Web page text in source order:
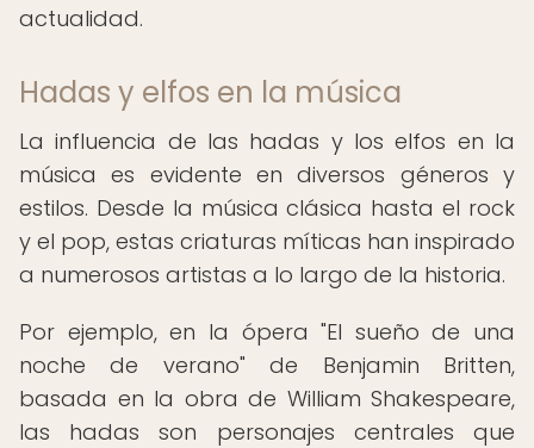
actualidad.
Hadas y elfos en la música
La influencia de las hadas y los elfos en la
música es evidente en diversos géneros y
estilos. Desde la música clásica hasta el rock
y el pop, estas criaturas míticas han inspirado
a numerosos artistas a lo largo de la historia.
Por ejemplo, en la ópera "El sueño de una
noche de verano" de Benjamin Britten,
basada en la obra de William Shakespeare,
las hadas son personajes centrales que